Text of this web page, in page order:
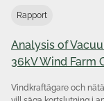
Rapport
Analysis of
36kV Wind Farm
Vindkraftägare och